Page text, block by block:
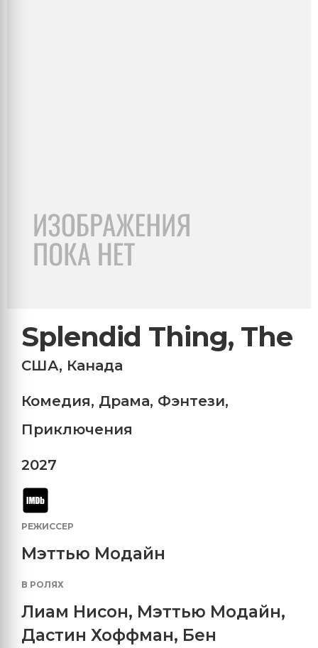
Splendid Thing, The
США, Канада
Комедия, Драма, Фэнтези,
Приключения
2027
РЕЖИССЕР
Мэттью Модайн
В РОЛЯХ
Лиам Нисон, Мэттью Модайн,
Дастин Хоффман, Бен